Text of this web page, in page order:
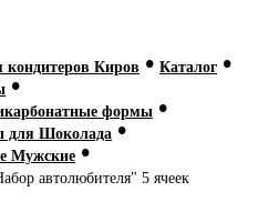
кондитеров Киров • Каталог •
•
формы •
для Шоколада •
Мужские •
автолюбителя" 5 ячеек